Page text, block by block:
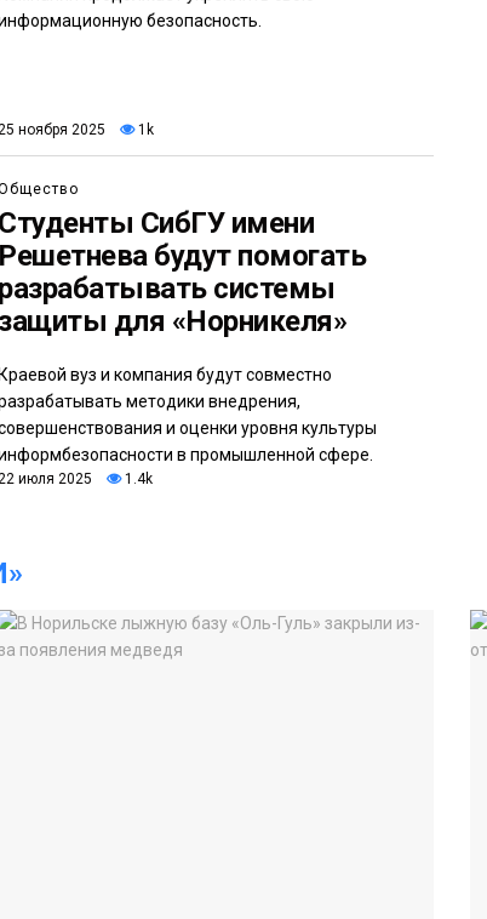
безопасность.
ноября 2025 1k
Студенты СибГУ имени
Решетнева будут помогать
разрабатывать системы
защиты для «Норникеля»
Краевой вуз и компания будут совместно
методики внедрения,
и оценки уровня культуры
в промышленной сфере.
22 июля 2025 1.4k